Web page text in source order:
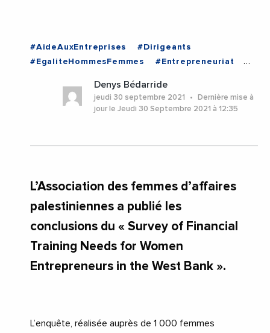
#AideAuxEntreprises
#Dirigeants
#EgaliteHommesFemmes
#Entrepreneuriat
#VieDesEntreprises
Denys Bédarride
jeudi 30 septembre 2021
Dernière mise à
jour le Jeudi 30 Septembre 2021 à 12:35
L’Association des femmes d’affaires
palestiniennes a publié les
conclusions du « Survey of Financial
Training Needs for Women
Entrepreneurs in the West Bank ».
L’enquête, réalisée auprès de 1 000 femmes